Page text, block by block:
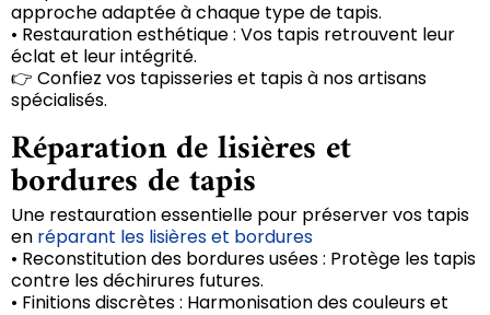
approche adaptée à chaque type de tapis.
• Restauration esthétique : Vos tapis retrouvent leur
éclat et leur intégrité.
👉 Confiez vos tapisseries et tapis à nos artisans
spécialisés.
Réparation de lisières et
bordures de tapis
Une restauration essentielle pour préserver vos tapis
en réparant les lisières et bordures
• Reconstitution des bordures usées : Protège les tapis
contre les déchirures futures.
• Finitions discrètes : Harmonisation des couleurs et